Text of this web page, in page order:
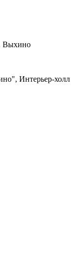
Выхино
Интерьер-холл